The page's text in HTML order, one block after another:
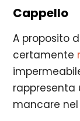
Cappello
A proposito
certamente
rappresenta
mancare